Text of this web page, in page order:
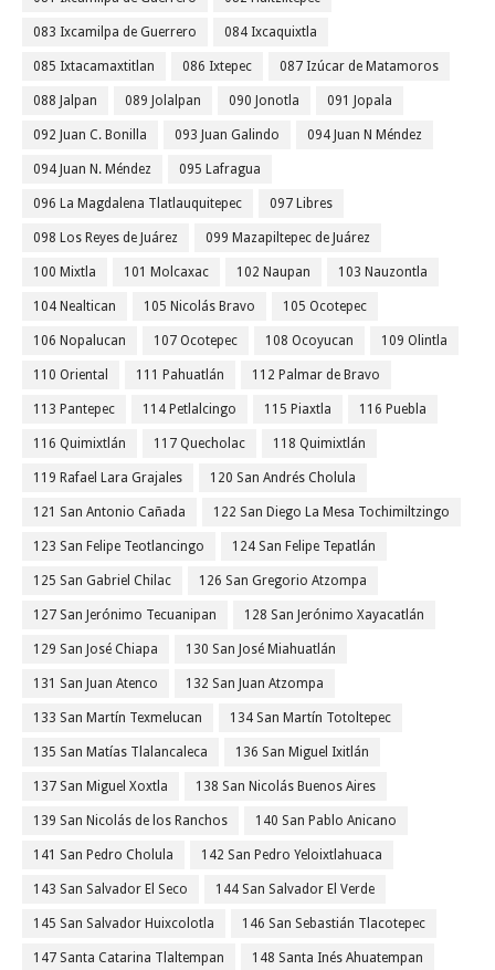
083 Ixcamilpa de Guerrero 084 Ixcaquixtla
085 Ixtacamaxtitlan 086 Ixtepec 087 Izúcar de Matamoros
088 Jalpan 089 Jolalpan 090 Jonotla 091 Jopala
092 Juan C. Bonilla 093 Juan Galindo 094 Juan N Méndez
094 Juan N. Méndez 095 Lafragua
096 La Magdalena Tlatlauquitepec 097 Libres
098 Los Reyes de Juárez 099 Mazapiltepec de Juárez
100 Mixtla 101 Molcaxac 102 Naupan 103 Nauzontla
104 Nealtican 105 Nicolás Bravo 105 Ocotepec
106 Nopalucan 107 Ocotepec 108 Ocoyucan 109 Olintla
110 Oriental 111 Pahuatlán 112 Palmar de Bravo
113 Pantepec 114 Petlalcingo 115 Piaxtla 116 Puebla
116 Quimixtlán 117 Quecholac 118 Quimixtlán
119 Rafael Lara Grajales 120 San Andrés Cholula
121 San Antonio Cañada 122 San Diego La Mesa Tochimiltzingo
123 San Felipe Teotlancingo 124 San Felipe Tepatlán
125 San Gabriel Chilac 126 San Gregorio Atzompa
127 San Jerónimo Tecuanipan 128 San Jerónimo Xayacatlán
129 San José Chiapa 130 San José Miahuatlán
131 San Juan Atenco 132 San Juan Atzompa
133 San Martín Texmelucan 134 San Martín Totoltepec
135 San Matías Tlalancaleca 136 San Miguel Ixitlán
137 San Miguel Xoxtla 138 San Nicolás Buenos Aires
139 San Nicolás de los Ranchos 140 San Pablo Anicano
141 San Pedro Cholula 142 San Pedro Yeloixtlahuaca
143 San Salvador El Seco 144 San Salvador El Verde
145 San Salvador Huixcolotla 146 San Sebastián Tlacotepec
147 Santa Catarina Tlaltempan 148 Santa Inés Ahuatempan